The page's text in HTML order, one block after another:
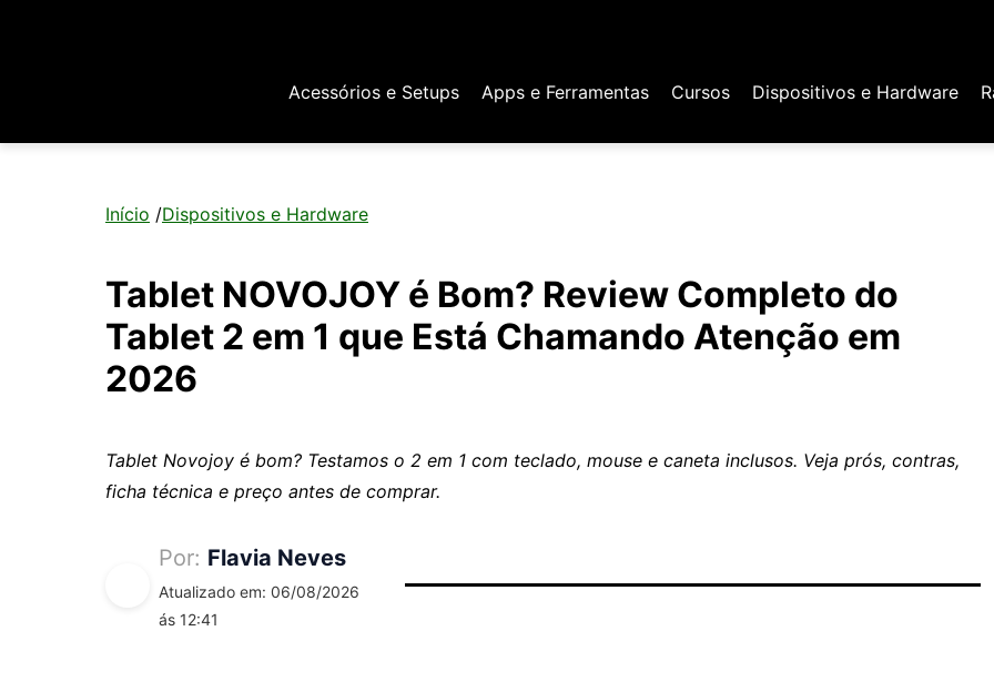
Acessórios e Setups Apps e Ferramentas Cursos Dispositivos e Hardware
Início /Dispositivos e Hardware
Tablet NOVOJOY é Bom? Review Completo do
Tablet 2 em 1 que Está Chamando Atenção em
2026
Tablet Novojoy é bom? Testamos o 2 em 1 com teclado, mouse e caneta inclusos. Veja prós, contras,
ficha técnica e preço antes de comprar.
Por: Flavia Neves
Atualizado em: 06/08/2026
ás 12:41